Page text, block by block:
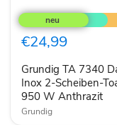
TA
7340
Dark
Inox
Scheiben-
Toaster
950
W
Anthrazit
€24,99
Grundig TA 7340
Inox 2-Scheiben-
950 W Anthrazit
Grundig